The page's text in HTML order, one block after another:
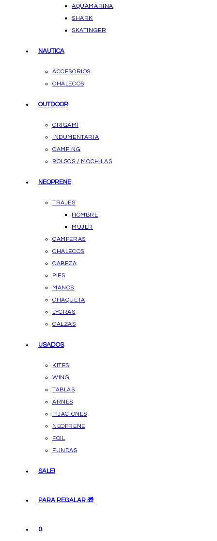
AQUAMARINA
SHARK
SKATINGER
NAUTICA
ACCESORIOS
CHALECOS
OUTDOOR
ORIGAMI
INDUMENTARIA
CAMPING
BOLSOS / MOCHILAS
NEOPRENE
TRAJES
HOMBRE
MUJER
CAMPERAS
CHALECOS
CABEZA
PIES
MANOS
CHAQUETA
LYCRAS
CALZAS
USADOS
KITES
WING
TABLAS
ARNES
FIJACIONES
NEOPRENE
FOIL
FUNDAS
SALE!
PARA REGALAR 🎁
0